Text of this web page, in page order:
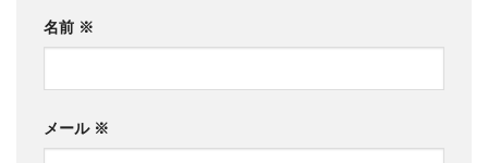
名前 ※
メール ※